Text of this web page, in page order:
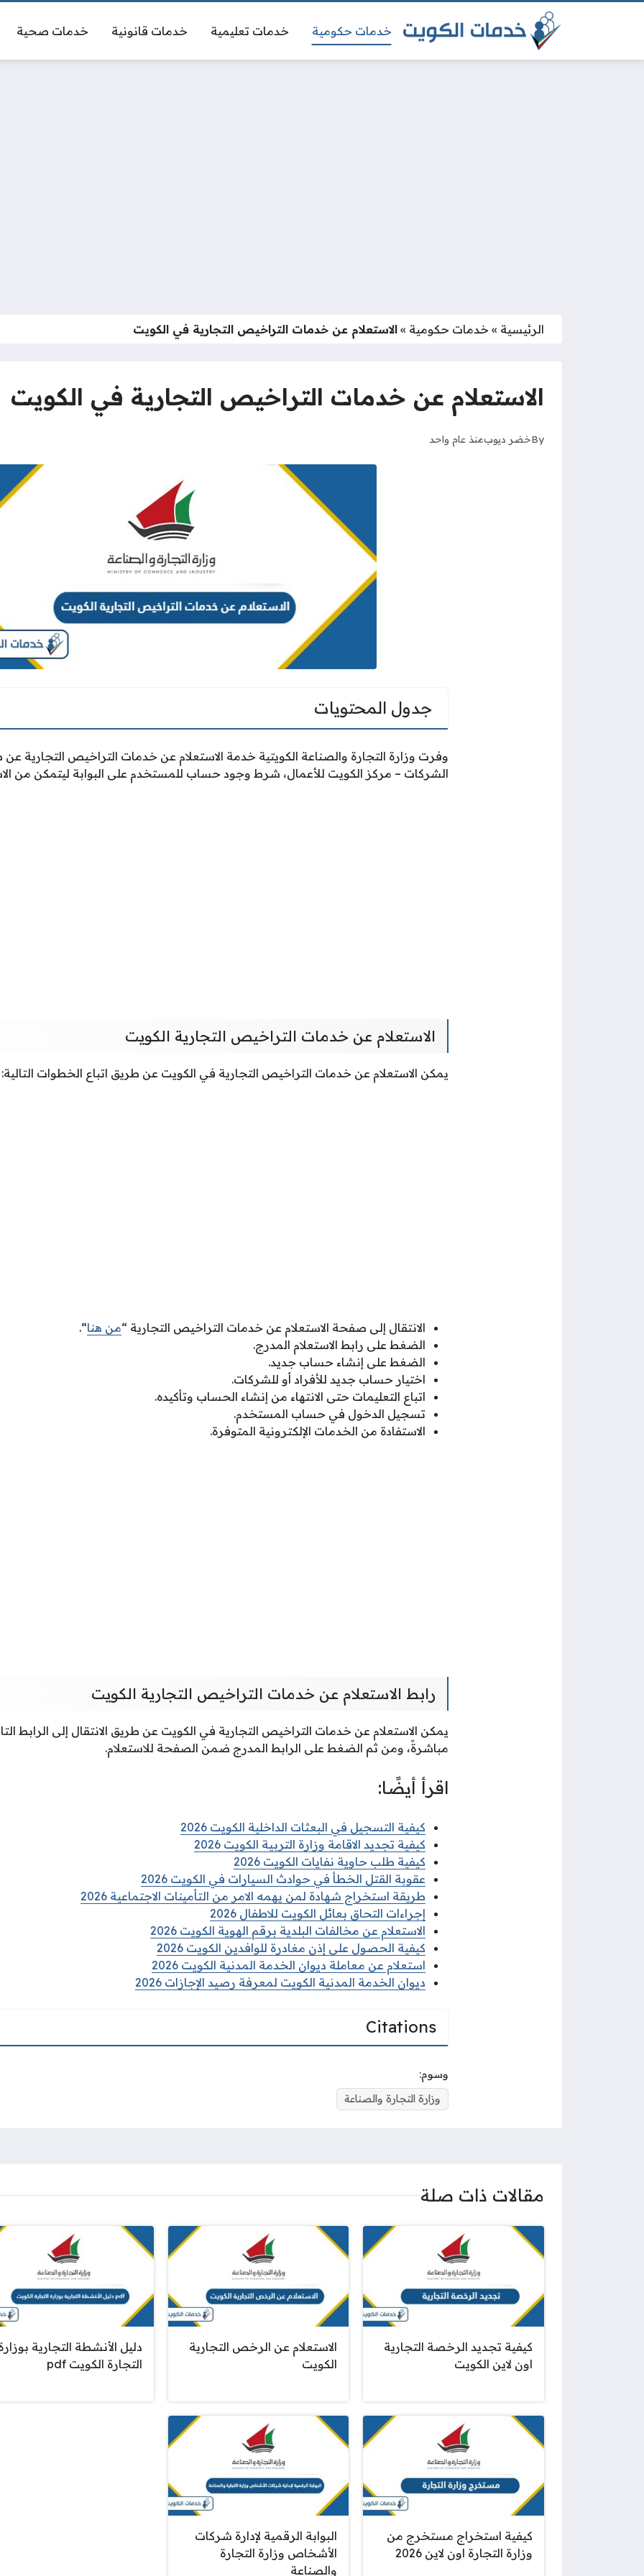
خدمات حكومية خدمات تعليمية خدمات قانونية خدمات صحية
الرئيسية » خدمات حكومية »الاستعلام عن خدمات التراخيص التجارية في الكويت
الاستعلام عن خدمات التراخيص التجارية في الكويت
Byخضر ديوبمنذ عام واحد
جدول المحتويات
وفرت وزارة التجارة والصناعة الكويتية خدمة الاستعلام عن خدمات التراخيص التجارية
الشركات – مركز الكويت للأعمال، شرط وجود حساب للمستخدم على البوابة ليتمكن من
الاستعلام عن خدمات التراخيص التجارية الكويت
يمكن الاستعلام عن خدمات التراخيص التجارية في الكويت عن طريق اتباع الخطوات
الانتقال إلى صفحة الاستعلام عن خدمات التراخيص التجارية “من هنا“.
الضغط على رابط الاستعلام المدرج.
الضغط على إنشاء حساب جديد.
اختيار حساب جديد للأفراد أو للشركات.
اتباع التعليمات حتى الانتهاء من إنشاء الحساب وتأكيده.
تسجيل الدخول في حساب المستخدم.
الاستفادة من الخدمات الإلكترونية المتوفرة.
رابط الاستعلام عن خدمات التراخيص التجارية الكويت
يمكن الاستعلام عن خدمات التراخيص التجارية في الكويت عن طريق الانتقال إلى الرابط
مباشرةً، ومن ثم الضغط على الرابط المدرج ضمن الصفحة للاستعلام.
اقرأ أيضًا:
كيفية التسجيل في البعثات الداخلية الكويت 2026
كيفية تجديد الاقامة وزارة التربية الكويت 2026
كيفية طلب حاوية نفايات الكويت 2026
عقوبة القتل الخطأ في حوادث السيارات في الكويت 2026
طريقة استخراج شهادة لمن يهمه الامر من التأمينات الاجتماعية 2026
إجراءات التحاق بعائل الكويت للاطفال 2026
الاستعلام عن مخالفات البلدية برقم الهوية الكويت 2026
كيفية الحصول على إذن مغادرة للوافدين الكويت 2026
استعلام عن معاملة ديوان الخدمة المدنية الكويت 2026
ديوان الخدمة المدنية الكويت لمعرفة رصيد الإجازات 2026
Citations
وسوم:
وزارة التجارة والصناعة
مقالات ذات صلة
كيفية تجديد الرخصة التجارية
اون لاين الكويت
الاستعلام عن الرخص التجارية
الكويت
دليل الأنشطة التجارية
التجارة الكويت pdf
كيفية استخراج مستخرج من
وزارة التجارة اون لاين 2026
البوابة الرقمية لإدارة شركات
الأشخاص وزارة التجارة
والصناعة